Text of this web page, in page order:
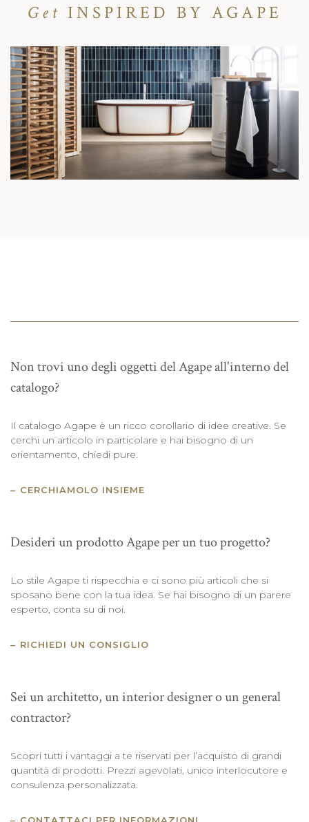
Get INSPIRED BY AGAPE
Non trovi uno degli oggetti del Agape all'interno del
catalogo?
Il catalogo Agape è un ricco corollario di idee creative. Se
cerchi un articolo in particolare e hai bisogno di un
orientamento, chiedi pure.
CERCHIAMOLO INSIEME
Desideri un prodotto Agape per un tuo progetto?
Lo stile Agape ti rispecchia e ci sono più articoli che si
sposano bene con la tua idea. Se hai bisogno di un parere
esperto, conta su di noi.
RICHIEDI UN CONSIGLIO
Sei un architetto, un interior designer o un general
contractor?
Scopri tutti i vantaggi a te riservati per l’acquisto di grandi
quantità di prodotti. Prezzi agevolati, unico interlocutore e
consulenza personalizzata.
CONTATTACI PER INFORMAZIONI